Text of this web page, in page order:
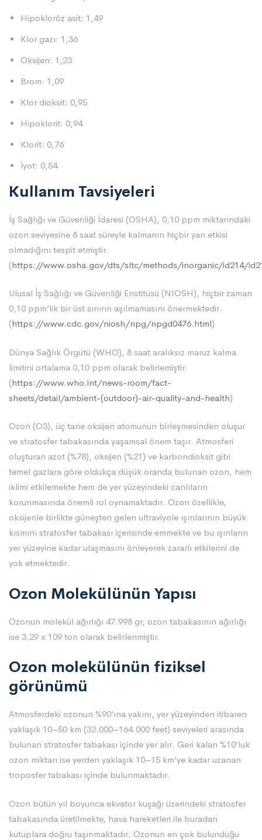
Hipokloröz asit: 1,49
Klor gazı: 1,36
Oksijen: 1,23
Brom: 1,09
Klor dioksit: 0,95
Hipoklorit: 0,94
Klorit: 0,76
İyot: 0,54
Kullanım Tavsiyeleri
İş Sağlığı ve Güvenliği İdaresi (OSHA), 0,10 ppm miktarındaki
ozon seviyesine 8 saat süreyle kalmanın hiçbir yan etkisi
olmadığını tespit etmiştir.
(https://www.osha.gov/dts/sltc/methods/inorganic/id214/
Ulusal İş Sağlığı ve Güvenliği Enstitüsü (NIOSH), hiçbir zaman
0,10 ppm’lik bir üst sınırın aşılmamasını önermektedir.
(https://www.cdc.gov/niosh/npg/npgd0476.html)
Dünya Sağlık Örgütü (WHO), 8 saat aralıksız maruz kalma
limitini ortalama 0,10 ppm olarak belirlemiştir.
(https://www.who.int/news-room/fact-
sheets/detail/ambient-(outdoor)-air-quality-and-health)
Ozon (O3), üç tane oksijen atomunun birleşmesinden oluşur
ve stratosfer tabakasında yaşamsal önem taşır. Atmosferi
oluşturan azot (%78), oksijen (%21) ve karbondioksit gibi
temel gazlara göre oldukça düşük oranda bulunan ozon, hem
iklimi etkilemekte hem de yer yüzeyindeki canlıların
korunmasında önemli rol oynamaktadır. Ozon özellikle,
oksijenle birlikte güneşten gelen ultraviyole ışınlarının büyük
kısmını stratosfer tabakası içerisinde emmekte ve bu ışınların
yer yüzeyine kadar ulaşmasını önleyerek zararlı etkilerini de
yok etmektedir.
Ozon Molekülünün Yapısı
Ozonun molekül ağırlığı 47.998 gr, ozon tabakasının ağırlığı
ise 3.29 x 109 ton olarak belirlenmiştir.
Ozon molekülünün fiziksel
görünümü
Atmosferdeki ozonun %90’ına yakını, yer yüzeyinden itibaren
yaklaşık 10–50 km (32.000–164.000 feet) seviyeleri arasında
bulunan stratosfer tabakası içinde yer alır. Geri kalan %10’luk
ozon miktarı ise yerden yaklaşık 10–15 km’ye kadar uzanan
troposfer tabakası içinde bulunmaktadır.
Ozon bütün yıl boyunca ekvator kuşağı üzerindeki stratosfer
tabakasında üretilmekte, hava hareketleri ile buradan
kutuplara doğru taşınmaktadır. Ozonun en çok bulunduğu